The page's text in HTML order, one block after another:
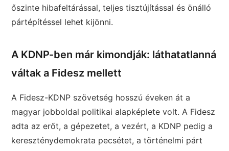
őszinte hibafeltárással, teljes tisztújítással és önálló
pártépítéssel lehet kijönni.
A KDNP-ben már kimondják: láthatatlanná
váltak a Fidesz mellett
A Fidesz-KDNP szövetség hosszú éveken át a
magyar jobboldal politikai alapképlete volt. A Fidesz
adta az erőt, a gépezetet, a vezért, a KDNP pedig a
kereszténydemokrata pecsétet, a történelmi párt